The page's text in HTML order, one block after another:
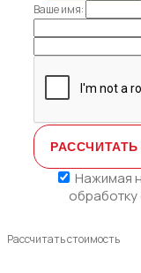
Ваше имя:
Нажимая
Рассчитать стоимость